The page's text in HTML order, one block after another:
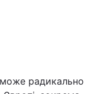
радикально